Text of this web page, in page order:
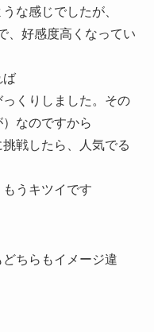
な感じでしたが、
、好感度高くなってい
ば
くりしました。その
なのですから
戦したら、人気でる
うキツイです
ちらもイメージ違